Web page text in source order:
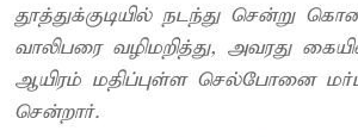
தூத்துக்குடியில் நடந்து சென்று
வாலிபரை வழிமறித்து, அவரது
ஆயிரம் மதிப்புள்ள செல்போனை
சென்றார்.